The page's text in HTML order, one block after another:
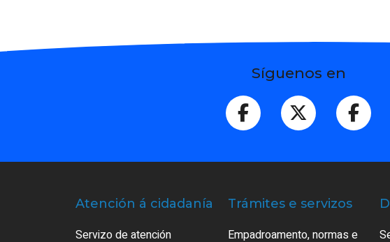
Síguenos en
Atención á cidadanía
Servizo de atención
Trámites e servizos
Empadroamento, normas e